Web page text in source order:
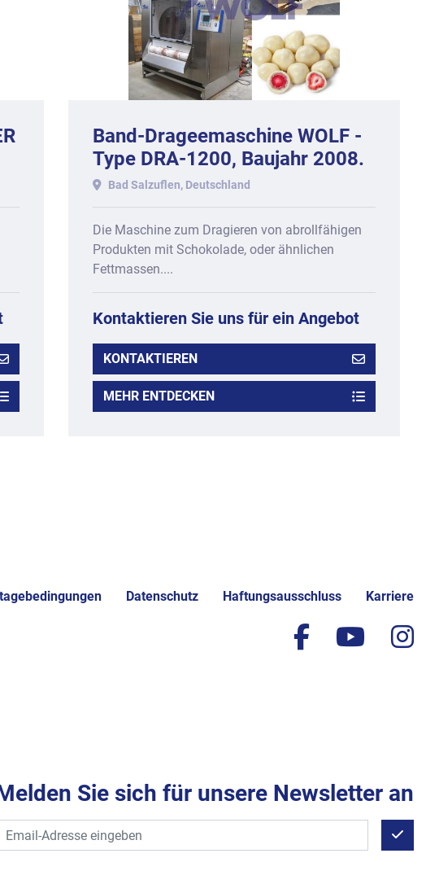
Band-Drageemaschine WOLF -
Type DRA-1200, Baujahr 2008.
Bad Salzuflen, Deutschland
Die Maschine zum Dragieren von abrollfähigen
Produkten mit Schokolade, oder ähnlichen
Fettmassen....
Kontaktieren Sie uns für ein Angebot
KONTAKTIEREN
MEHR ENTDECKEN
Datenschutz Haftungsausschluss Karriere
facebook
Sie sich für unsere Newsletter an